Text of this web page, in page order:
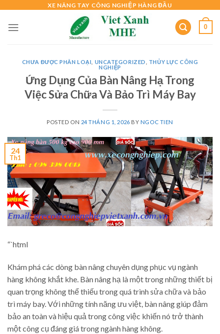
content
XE NÂNG TAY CÔNG NGHIỆP HÀNG ĐẦU
0
CHƯA ĐƯỢC PHÂN LOẠI UNCATEGORIZED
THỦY LỰC CÔNG
NGHIỆP
Ứng Dụng Của Bàn Nâng Hạ Trong
Việc Sửa Chữa Và Bảo Trì Máy Bay
POSTED ON 24 THÁNG 1, 2026 BY NGOC TIEN
24
Th1
“`html
Khám phá các dòng bàn nâng chuyên dụng phục vụ ngành
hàng không khắt khe. Bàn nâng hạ là một trong những thiết bị
quan trọng không thể thiếu trong quá trình sửa chữa và bảo
trì máy bay. Với những tính năng ưu việt, bàn nâng giúp đảm
bảo an toàn và hiệu quả trong công việc khiến nó trở thành
một công cụ đáng giá trong ngành hàng không.